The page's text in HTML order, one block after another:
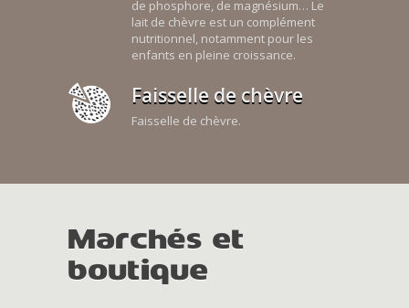
de phosphore, de magnésium… Le
lait de chèvre est un complément
nutritionnel, notamment pour les
enfants en pleine croissance.
Faisselle de chèvre
Faisselle de chèvre.
Marchés et
boutique